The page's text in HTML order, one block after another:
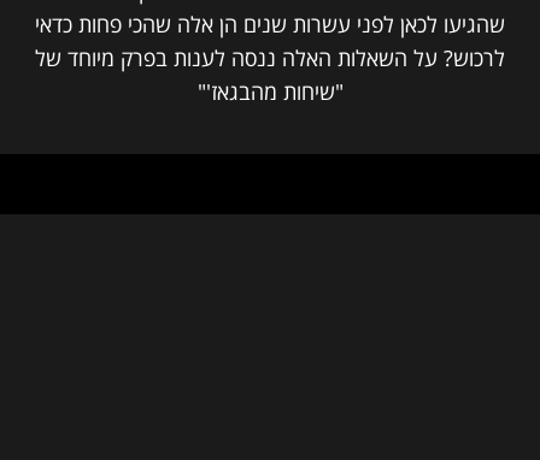
שהגיעו לכאן לפני עשרות שנים הן אלה שהכי פחות כדאי
לרכוש? על השאלות האלה ננסה לענות בפרק מיוחד של
"שיחות מהבגאז'"